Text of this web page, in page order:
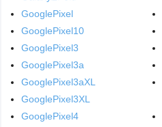
GooglePixel
GooglePixel10
GooglePixel3
GooglePixel3a
GooglePixel3aXL
GooglePixel3XL
GooglePixel4